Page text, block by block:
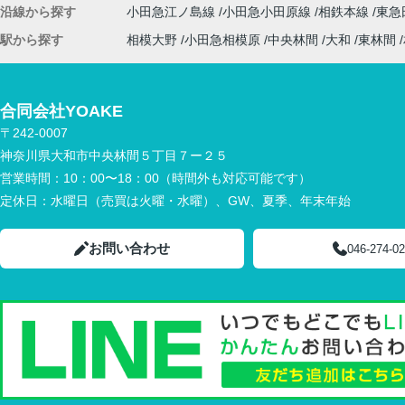
沿線から探す 小田急江ノ島線 小田急小田原線 相鉄本線 東
駅から探す
相模大野 小田急相模原 中央林間 大和 東林間
合同会社YOAKE
〒242-0007
神奈川県大和市中央林間５丁目７ー２５
営業時間： 10：00〜18：00（時間外も対応可能です）
定休日： 水曜日（売買は火曜・水曜）、GW、夏季、年末年始
お問い合わせ 046-274-